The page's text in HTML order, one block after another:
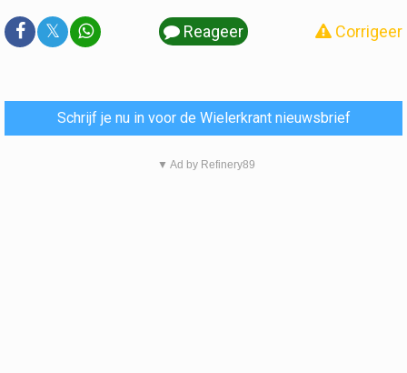
𝕏 Reageer Corrigeer
Schrijf je nu in voor de Wielerkrant nieuwsbrief
▼ Ad by Refinery89